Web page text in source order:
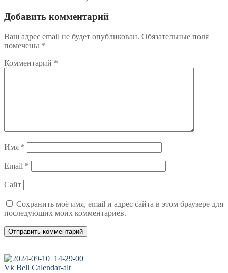
Добавить комментарий
Ваш адрес email не будет опубликован. Обязательные поля
помечены *
Комментарий *
Имя *
Email *
Сайт
Сохранить моё имя, email и адрес сайта в этом браузере для
последующих моих комментариев.
Vk Bell Calendar-alt